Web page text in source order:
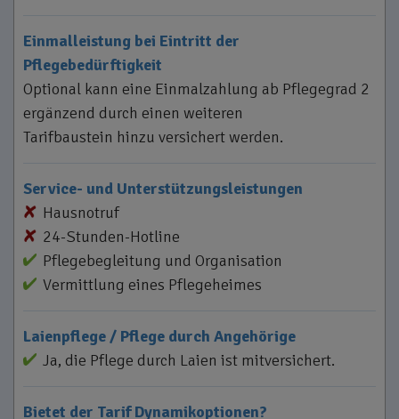
Einmalleistung bei Eintritt der
Pflegebedürftigkeit
Optional kann eine Einmalzahlung ab Pflegegrad 2
ergänzend durch einen weiteren
Tarifbaustein hinzu versichert werden.
Service- und Unterstützungsleistungen
Hausnotruf
24-Stunden-Hotline
Pflegebegleitung und Organisation
Vermittlung eines Pflegeheimes
Laienpflege / Pflege durch Angehörige
Ja, die Pflege durch Laien ist mitversichert.
Bietet der Tarif Dynamikoptionen?